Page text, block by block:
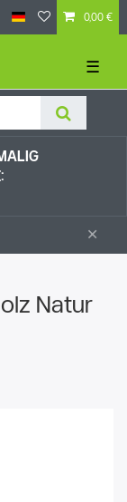
0,00 €
☰
×
Natur